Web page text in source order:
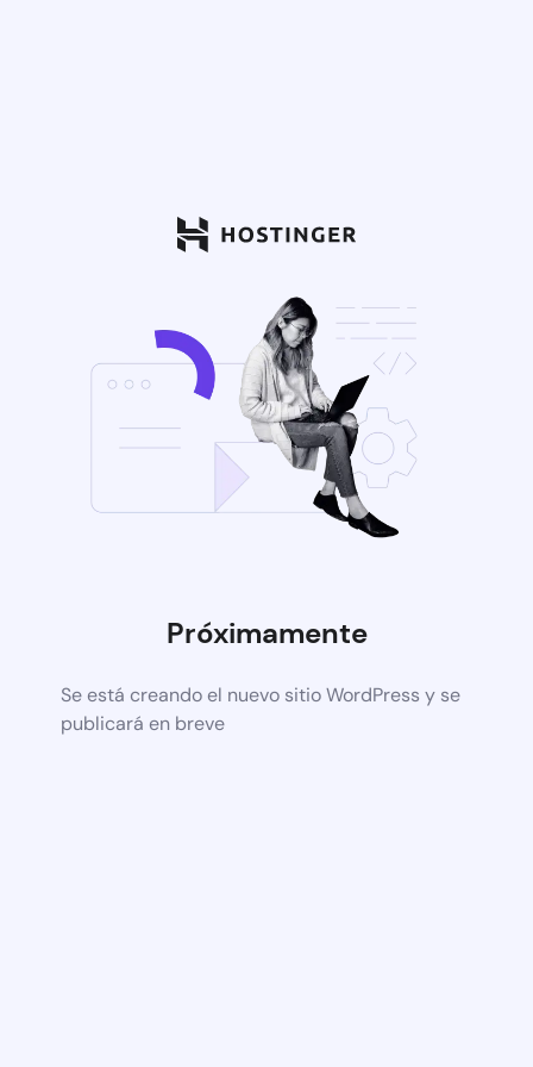
Próximamente
Se está creando el nuevo sitio WordPress y se
publicará en breve